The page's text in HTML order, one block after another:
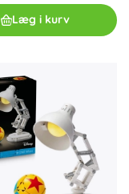
Læg i kurv